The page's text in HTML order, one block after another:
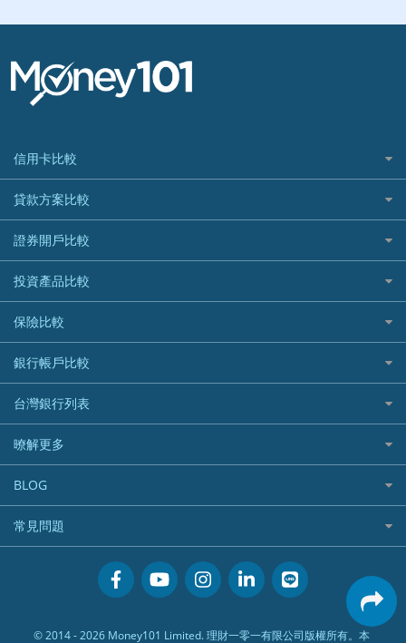
信用卡比較
信用卡情境類別推薦
所有信用卡
精選推薦
國內外現金回饋
繳稅優惠
航空哩程回饋
加油優惠
分期零利率優惠
首刷禮優惠
網購優惠
行動支付優惠
旅遊訂房優惠
貸款方案比較
快速線上貸款推薦
最完整貸款資訊一次看
繳稅貸款
貸款計算機
車貸計算機
精選貸款推薦
信貸利率比較
一般個人貸款
優質客戶貸款
小額借款
循環貸款
汽機車貸款比較
信用貸款銀行列表
證券開戶比較
台股證券戶
美股證券戶
投資產品比較
機器人投資
加密貨幣
外幣定存
保險比較
住宅險
汽車保險
機車保險
寵物險
銀行帳戶比較
財富管理帳戶
數位存款帳戶
美元定存
台灣銀行列表
銀行與合作機構列表
銀行客服電話
暸解更多
加入我們
訂閱電子報
媒體聯絡
關於我們
BLOG
專欄文章
常見問題
活動禮贈品兌換相關
會員相關常見問題
© 2014 - 2026 Money101 Limited. 理財一零一有限公司版權所有。本